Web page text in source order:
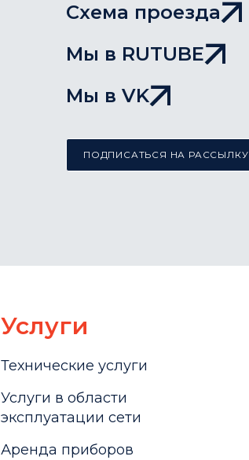
Схема проезда
Мы в RUTUBE
Мы в VK
ПОДПИСАТЬСЯ НА РАССЫЛКУ
Услуги
Технические услуги
Услуги в области
эксплуатации сети
Аренда приборов